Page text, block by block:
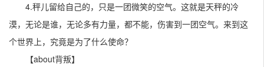
4.秤儿留给自己的，只是一团微笑的空气。这就是天秤的冷
漠，无论是谁，无论多有力量，都不能，伤害到一团空气。来到这
个世界上，究竟是为了什么使命？
【about背叛】